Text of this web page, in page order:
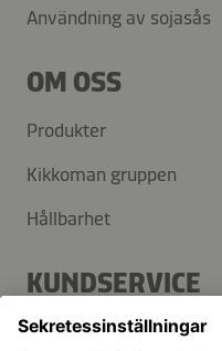
Användning av sojasås
OM OSS
Produkter
Kikkoman gruppen
Hållbarhet
KUNDSERVICE
FAQ